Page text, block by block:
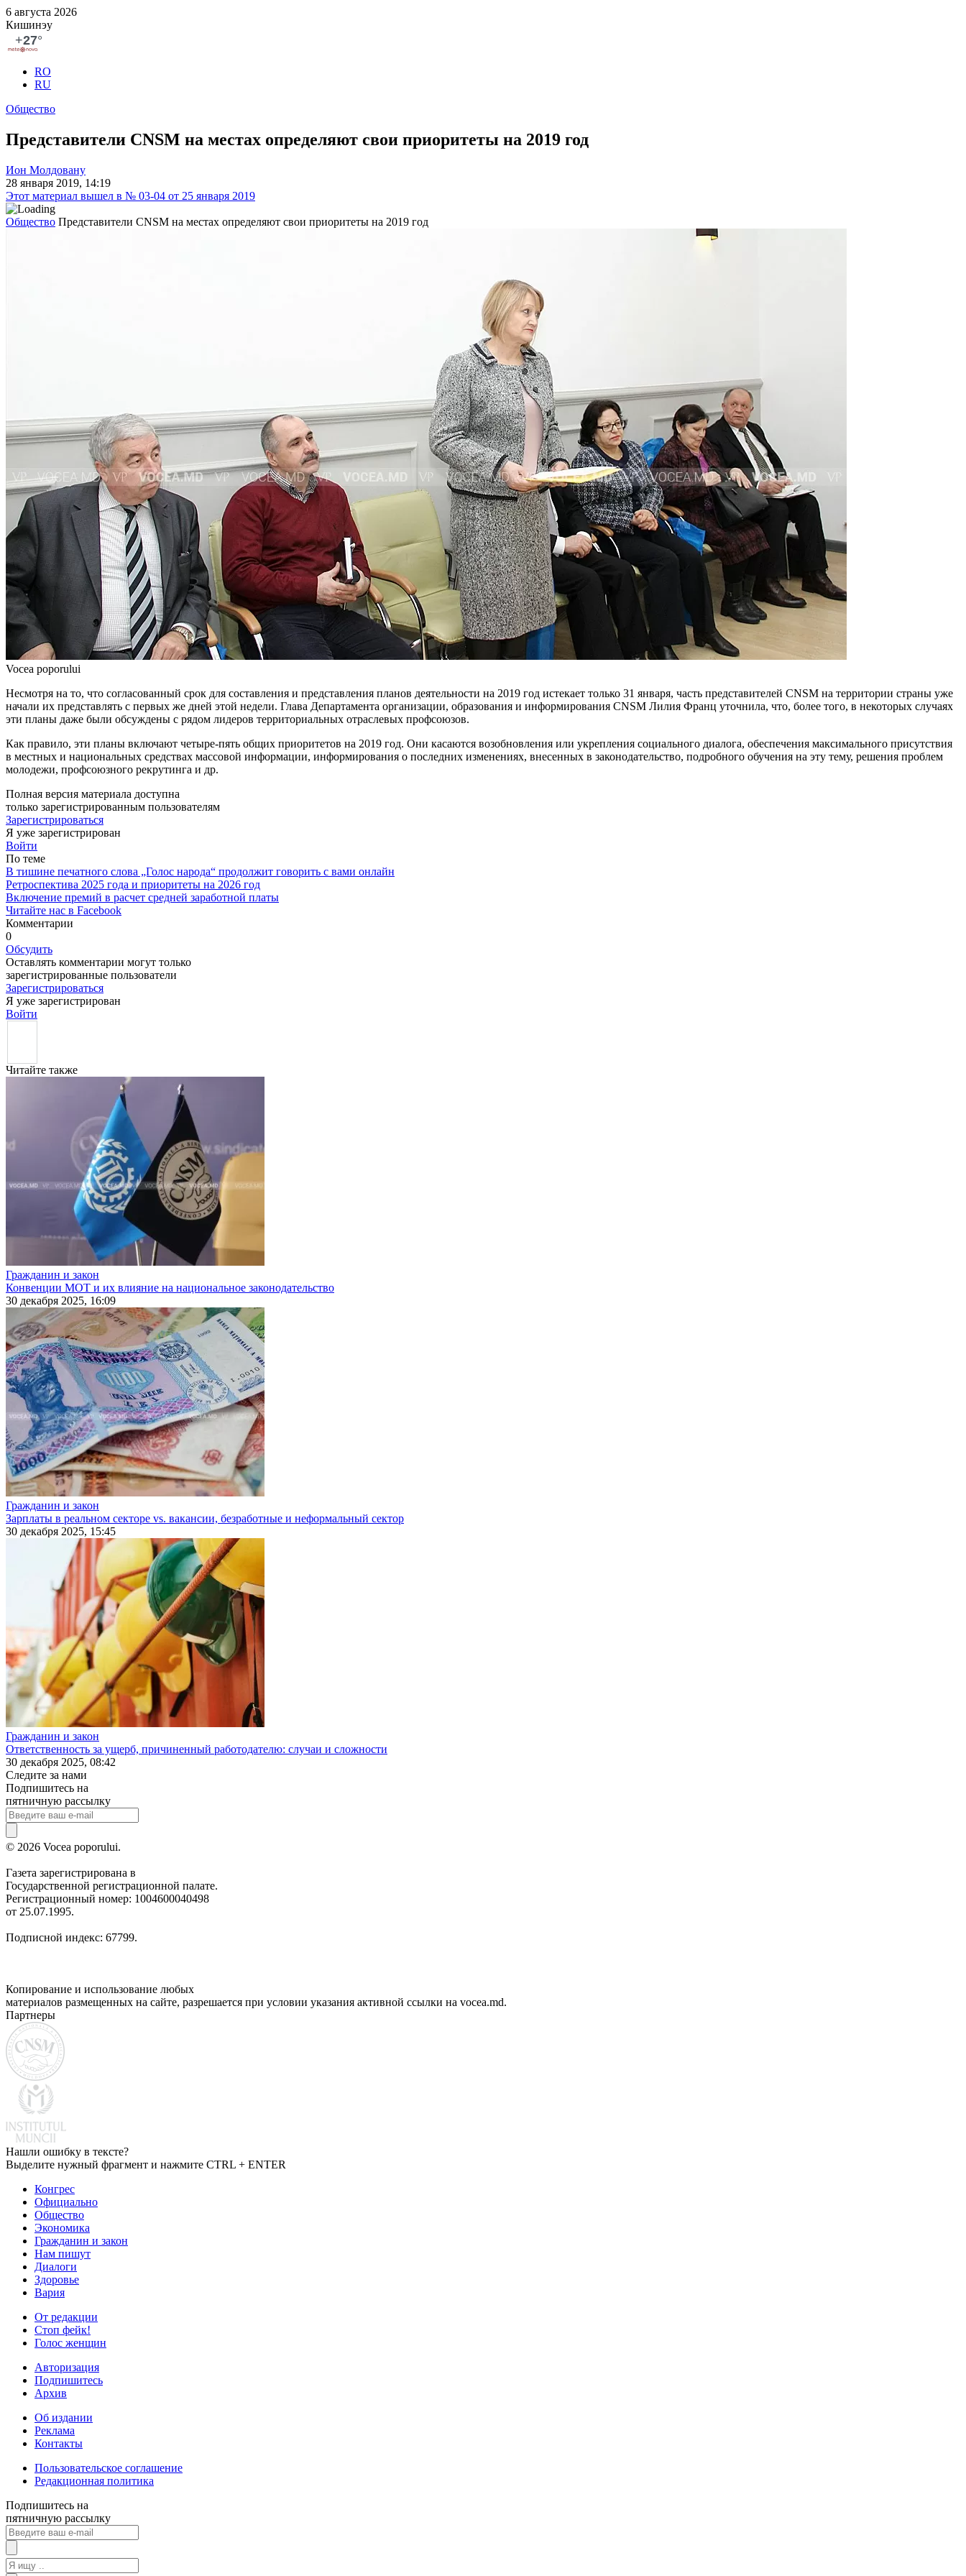
6 августа 2026
Кишинэу
RO
RU
Общество
Представители CNSM на местах определяют свои приоритеты на 2019 год
Ион Молдовану
28 января 2019, 14:19
Этот материал вышел в № 03-04 от 25 января 2019
Общество Представители CNSM на местах определяют свои приоритеты на 2019 год
Vocea poporului
Несмотря на то, что согласованный срок для составления и представления планов деятельности на 2019 год исте­кает только 31 января, часть предста­вителей CNSM на территории страны уже
начали их представлять с первых же дней этой недели. Глава Департа­мента организации, образования и ин­формирования CNSM Лилия Франц уточнила, что, более того, в некоторых случаях
эти планы даже были обсуж­дены с рядом лидеров территориаль­ных отраслевых профсоюзов.
Как правило, эти планы включают четыре-пять общих приоритетов на 2019 год. Они касаются возобновления или укрепления социального диалога, обеспе­чения максимального присутствия
в мес­тных и национальных средствах массо­вой информации, информирования о пос­ледних изменениях, внесенных в зако­нодательство, подробного обучения на эту тему, решения проблем
молодежи, профсоюзного рекрутинга и др.
Полная версия материала доступна
только зарегистрированным пользователям
Зарегистрироваться
Я уже зарегистрирован
Войти
По теме
В тишине печатного слова „Голос народа“ продолжит говорить с вами онлайн
Ретроспектива 2025 года и приоритеты на 2026 год
Включение премий в расчет средней заработной платы
Читайте нас в Facebook
Комментарии
0
Обсудить
Оставлять комментарии могут только
зарегистрированные пользователи
Зарегистрироваться
Я уже зарегистрирован
Войти
Читайте также
Гражданин и закон
Конвенции МОТ и их влияние на национальное законодательство
30 декабря 2025, 16:09
Гражданин и закон
Зарплаты в реальном секторе vs. вакансии, безработные и неформальный сектор
30 декабря 2025, 15:45
Гражданин и закон
Ответственность за ущерб, причиненный работодателю: случаи и сложности
30 декабря 2025, 08:42
Следите за нами
Подпишитесь на
пятничную рассылку
© 2026 Vocea poporului.
Газета зарегистрирована в
Государственной регистрационной палате.
Регистрационный номер: 1004600040498
от 25.07.1995.
Подписной индекс: 67799.
Копирование и использование любых
материалов размещенных на сайте, разрешается при условии указания активной ссылки на vocea.md.
Партнеры
Нашли ошибку в тексте?
Выделите нужный фрагмент и нажмите CTRL + ENTER
Конгрес
Официально
Общество
Экономика
Гражданин и закон
Нам пишут
Диалоги
Здоровье
Вария
От редакции
Стоп фейк!
Голос женщин
Авторизация
Подпишитесь
Архив
Об издании
Реклама
Контакты
Пользовательское соглашение
Редакционная политика
Подпишитесь на
пятничную рассылку